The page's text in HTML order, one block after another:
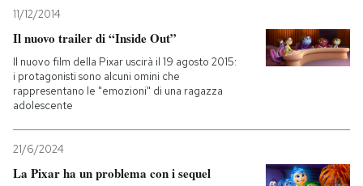
11/12/2014
Il nuovo trailer di “Inside Out”
Il nuovo film della Pixar uscirà il 19 agosto 2015:
i protagonisti sono alcuni omini che
rappresentano le "emozioni" di una ragazza
adolescente
21/6/2024
La Pixar ha un problema con i sequel